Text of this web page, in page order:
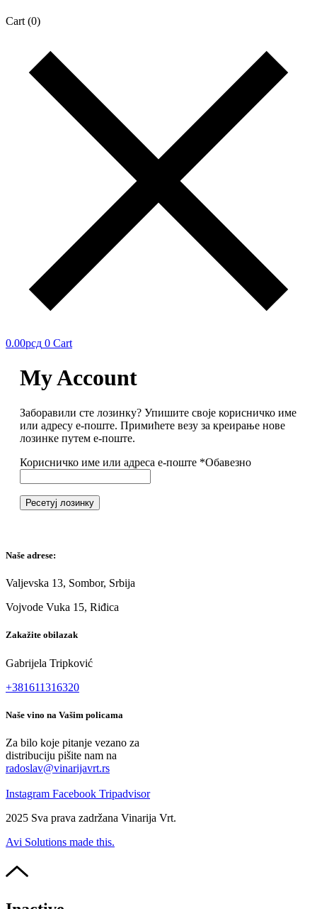
Cart (0)
0.00рсд 0 Cart
My Account
Заборавили сте лозинку? Упишите своје корисничко име
или адресу е-поште. Примићете везу за креирање нове
лозинке путем е-поште.
Корисничко име или адреса е-поште *Обавезно
Ресетуј лозинку
Naše adrese:
Valjevska 13, Sombor, Srbija
Vojvode Vuka 15, Riđica
Zakažite obilazak
Gabrijela Tripković
+381611316320
Naše vino na Vašim policama
Za bilo koje pitanje vezano za
distribuciju pišite nam na
radoslav@vinarijavrt.rs
Instagram Facebook Tripadvisor
2025 Sva prava zadržana Vinarija Vrt.
Avi Solutions made this.